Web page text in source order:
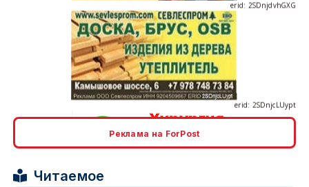
erid: 2SDnjcrDNw6
Реклама на ForPost
Читаемое